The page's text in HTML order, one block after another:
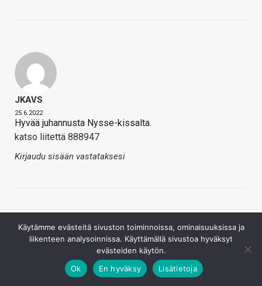
JKAVS
25.6.2022
Hyvää juhannusta Nysse-kissalta.
katso liitettä 888947
Kirjaudu sisään vastataksesi
Käytämme evästeitä sivuston toiminnoissa, ominaisuuksissa ja
liikenteen analysoinnissa. Käyttämällä sivustoa hyväksyt
evästeiden käytön.
Ok
En hyväksy Lisätietoja